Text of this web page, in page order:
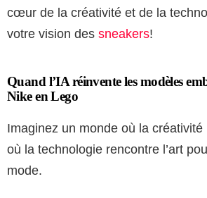
cœur de la créativité et de la
votre vision des sneakers!
Quand l’IA réinvente les modèles
Nike en Lego
Imaginez un monde où la créativité
où la technologie rencontre l’art
mode.